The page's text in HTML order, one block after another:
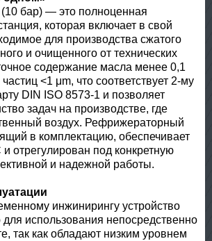
бар) — это полноценная
которая включает в свой
для производства сжатого
и очищенного от технических
содержание масла менее 0,1
<1 μm, что соответствует 2-му
DIN ISO 8573-1 и позволяет
задач на производстве, где
воздух. Рефрижераторный
в комплектацию, обеспечивает
и отрегулирован под конкретную
и надежной работы.
инжинирингу устройство
использования непосредственно
так как обладают низким уровнем